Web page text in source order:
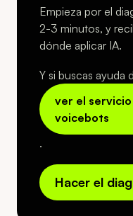
Empieza por el
2-3 minutos, y
dónde aplicar IA.
Y si buscas ayuda
ver el
voicebots
.
Hacer el